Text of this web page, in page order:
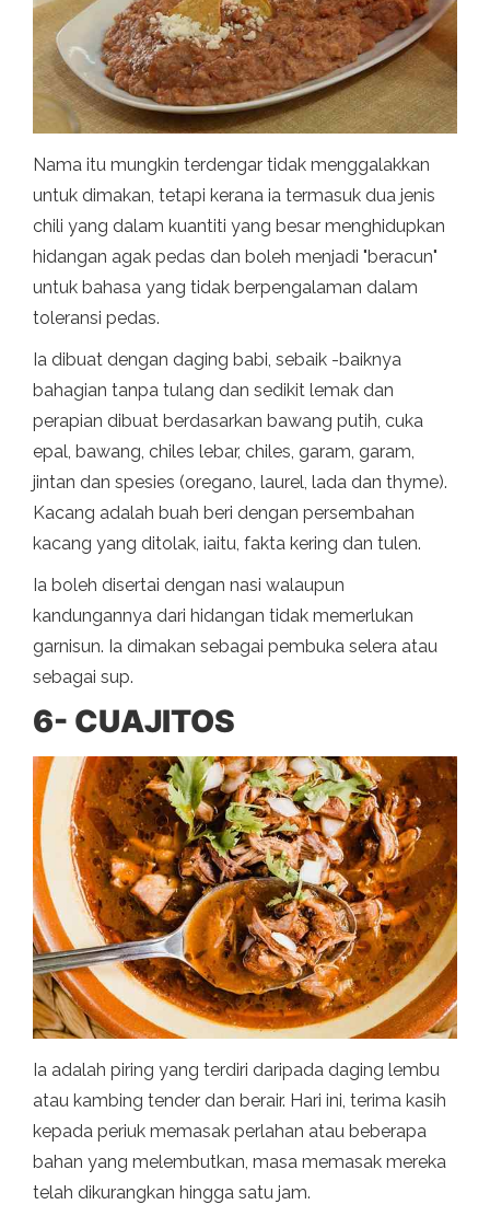
Nama itu mungkin terdengar tidak menggalakkan
untuk dimakan, tetapi kerana ia termasuk dua jenis
chili yang dalam kuantiti yang besar menghidupkan
hidangan agak pedas dan boleh menjadi "beracun"
untuk bahasa yang tidak berpengalaman dalam
toleransi pedas.
Ia dibuat dengan daging babi, sebaik -baiknya
bahagian tanpa tulang dan sedikit lemak dan
perapian dibuat berdasarkan bawang putih, cuka
epal, bawang, chiles lebar, chiles, garam, garam,
jintan dan spesies (oregano, laurel, lada dan thyme).
Kacang adalah buah beri dengan persembahan
kacang yang ditolak, iaitu, fakta kering dan tulen.
Ia boleh disertai dengan nasi walaupun
kandungannya dari hidangan tidak memerlukan
garnisun. Ia dimakan sebagai pembuka selera atau
sebagai sup.
6- CUAJITOS
Ia adalah piring yang terdiri daripada daging lembu
atau kambing tender dan berair. Hari ini, terima kasih
kepada periuk memasak perlahan atau beberapa
bahan yang melembutkan, masa memasak mereka
telah dikurangkan hingga satu jam.